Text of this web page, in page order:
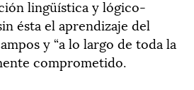
lingüística y lógico-
ésta el aprendizaje del
y “a lo largo de toda la
comprometido.